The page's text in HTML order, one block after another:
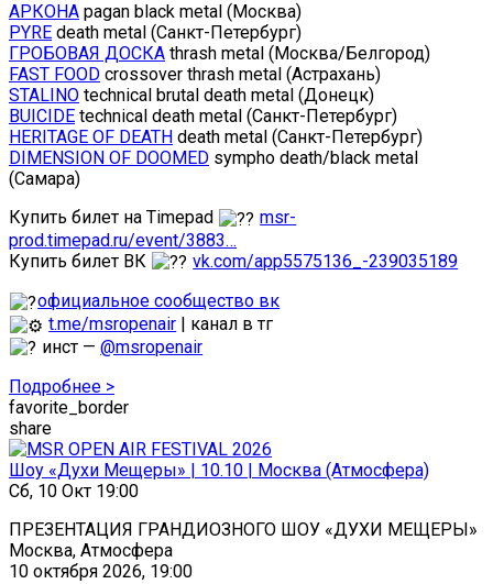
АРКОНА pagan black metal (Москва)
PYRE death metal (Санкт-Петербург)
ГРОБОВАЯ ДОСКА thrash metal (Москва/Белгород)
FAST FOOD crossover thrash metal (Астрахань)
STALINO technical brutal death metal (Донецк)
BUICIDE technical death metal (Санкт-Петербург)
HERITAGE OF DEATH death metal (Санкт-Петербург)
DIMENSION OF DOOMED sympho death/black metal
(Самара)
Купить билет на Timepad
msr-
prod.timepad.ru/event/3883…
Купить билет ВК
vk.com/app5575136_-239035189
официальное сообщество вк
t.me/msropenair | канал в тг
инст —@msropenair
Подробнее >
favorite_border
share
Шоу «Духи Мещеры» | 10.10 | Москва (Атмосфера)
Сб, 10 Окт 19:00
ПРЕЗЕНТАЦИЯ ГРАНДИОЗНОГО ШОУ «ДУХИ МЕЩЕРЫ»
Москва, Атмосфера
10 октября 2026, 19:00